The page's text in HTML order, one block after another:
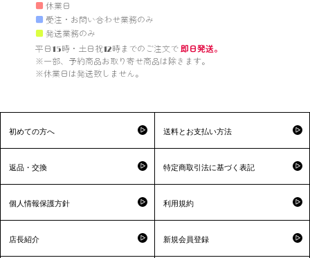
■ 休業日
■ 受注・お問い合わせ業務のみ
■ 発送業務のみ
平日15時・土日祝12時までのご注文で 即日発送。
※一部、予約商品お取り寄せ商品は除きます。
※休業日は発送致しません。
初めての方へ 送料とお支払い方法
返品・交換 特定商取引法に基づく表記
個人情報保護方針 利用規約
店長紹介 新規会員登録